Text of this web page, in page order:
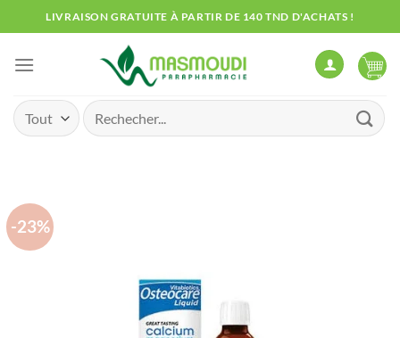
au
contenu
LIVRAISON GRATUITE À PARTIR DE 140 TND D'ACHATS !
Recherche
pour :
-23%